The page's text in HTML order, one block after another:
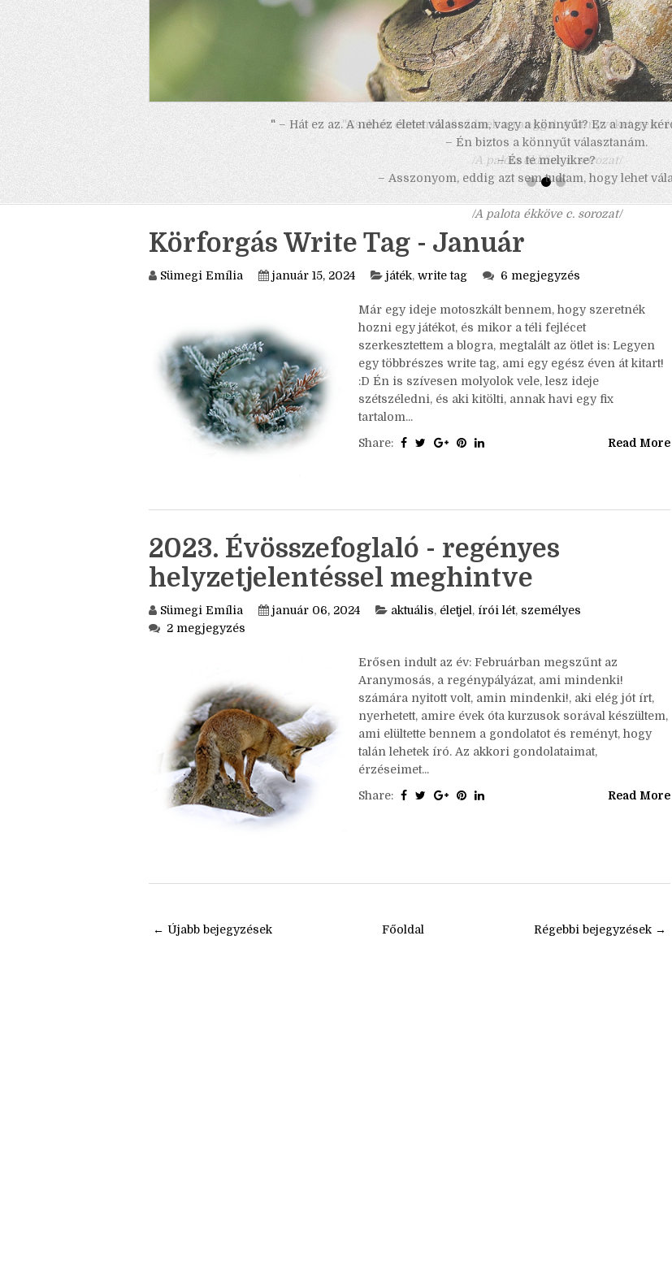
" – Hát ez az. A nehéz életet válasszam, vagy a könnyűt? Ez a nagy
– Én biztos a könnyűt választanám.
– És te melyikre?
– Asszonyom, eddig azt sem tudtam, hogy lehet
/A palota ékköve c. sorozat/
Körforgás Write Tag - Január
Sümegi Emília január 15, 2024 játék, write tag 6 megjegyzés
Már egy ideje motoszkált bennem, hogy szeretnék
hozni egy játékot, és mikor a téli fejlécet
szerkesztettem a blogra, megtalált az ötlet is: Legyen
egy többrészes write tag, ami egy egész éven át kitart!
:D Én is szívesen molyolok vele, lesz ideje
2023. Évösszefoglaló - regényes
helyzetjelentéssel meghintve
január 06, 2024 aktuális, életjel ,írói lét,személyes
2 megjegyzés
Erősen indult az év: Februárban megszűnt az
Aranymosás, a regénypályázat, ami mindenki!
számára nyitott volt, amin mindenki!, aki elég jót írt,
nyerhetett, amire évek óta kurzusok sorával készültem,
ami elültette bennem a gondolatot és reményt, hogy
talán lehetek író. Az akkori gondolataimat,